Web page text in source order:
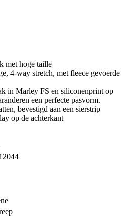
met hoge taille
4-way stretch, met fleece gevoerde
in Marley FS en siliconenprint op
een perfecte pasvorm.
bevestigd aan een sierstrip
op de achterkant